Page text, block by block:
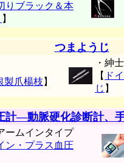
りブラック＆本
】
つまようじ
製爪楊枝 】
・紳
【 ド
じ 】
計―動脈硬化診断計、
ームインタイプ
ン・プラス血圧